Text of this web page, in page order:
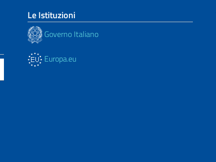
Le Istituzioni
Governo Italiano
Europa.eu